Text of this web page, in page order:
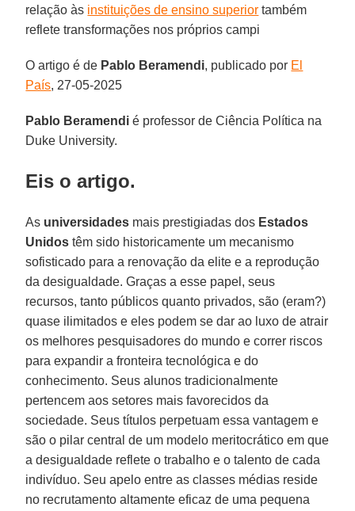
relação às instituições de ensino superior também
reflete transformações nos próprios campi
O artigo é de Pablo Beramendi, publicado por El
País, 27-05-2025
Pablo Beramendi é professor de Ciência Política na
Duke University.
Eis o artigo.
As universidades mais prestigiadas dos Estados
Unidos têm sido historicamente um mecanismo
sofisticado para a renovação da elite e a reprodução
da desigualdade. Graças a esse papel, seus
recursos, tanto públicos quanto privados, são (eram?)
quase ilimitados e eles podem se dar ao luxo de atrair
os melhores pesquisadores do mundo e correr riscos
para expandir a fronteira tecnológica e do
conhecimento. Seus alunos tradicionalmente
pertencem aos setores mais favorecidos da
sociedade. Seus títulos perpetuam essa vantagem e
são o pilar central de um modelo meritocrático em que
a desigualdade reflete o trabalho e o talento de cada
indivíduo. Seu apelo entre as classes médias reside
no recrutamento altamente eficaz de uma pequena